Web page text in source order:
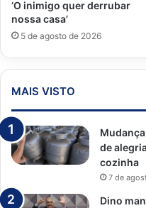
‘O inimigo quer derrubar
nossa casa’
5 de agosto de 2026
MAIS VISTO
de
cozinha
7 de
Dino